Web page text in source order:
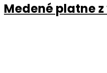
Medené platne